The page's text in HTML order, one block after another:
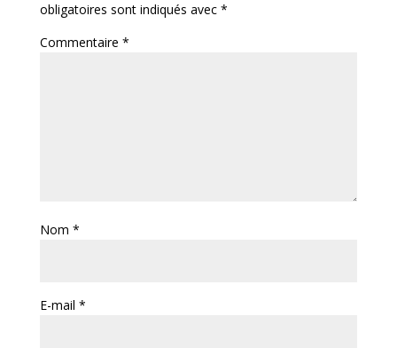
obligatoires sont indiqués avec *
Commentaire *
Nom *
E-mail *